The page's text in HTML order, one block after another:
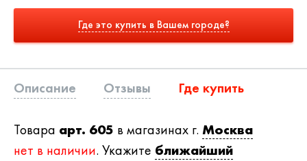
Где это купить в Вашем городе?
Описание Отзывы Где купить
Товара арт. 605 в магазинах г. Москва
нет в наличии. Укажите ближайший